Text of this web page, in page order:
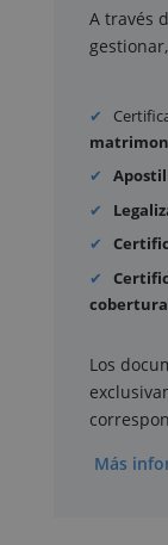
A través
Los
Más